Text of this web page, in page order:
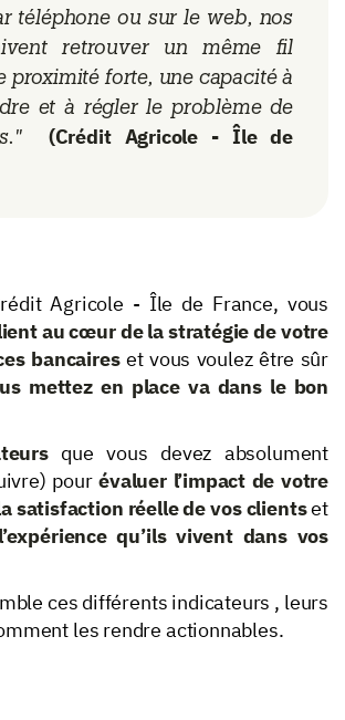
téléphone ou sur le web, nos
retrouver un même fil
proximité forte, une capacité à
et à régler le problème de
(Crédit Agricole - Île de
Agricole - Île de France, vous
au cœur de la stratégie de votre
bancaires et vous voulez être sûr
mettez en place va dans le bon
que vous devez absolument
pourévaluer l’impact de votre
satisfaction réelle de vos clientset
qu’ils vivent dans vos
ces différents indicateurs , leurs
les rendre actionnables.